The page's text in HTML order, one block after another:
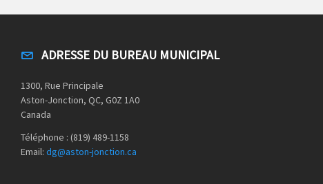
ADRESSE DU BUREAU MUNICIPAL
1300, Rue Principale
Aston-Jonction, QC, G0Z 1A0
Canada
Téléphone : (819) 489-1158
Email: dg@aston-jonction.ca